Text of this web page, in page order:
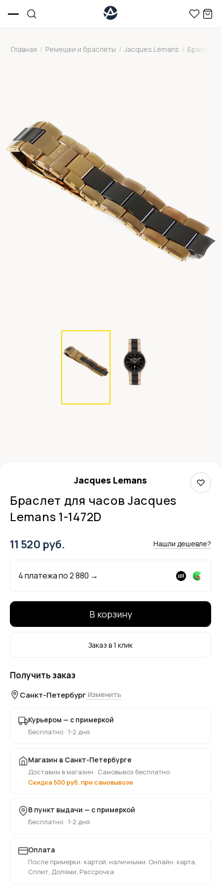
Главная / Ремешки и браслеты / Jacques Lemans / Браслет
Jacques Lemans
Браслет для часов Jacques
Lemans 1-1472D
11 520 руб. Нашли дешевле?
4 платежа по2 880 →
В корзину
Заказ в 1 клик
Получить заказ
Санкт-Петербург Изменить
Курьером — с примеркой
Бесплатно · 1-2 дня
Магазин в Санкт-Петербурге
Доставим в магазин · Самовывоз бесплатно
Скидка 500 руб. при самовывозе
В пункт выдачи — с примеркой
Бесплатно · 1-2 дня
Оплата
После примерки: картой, наличными. Онлайн: карта,
Сплит, Долями, Рассрочка